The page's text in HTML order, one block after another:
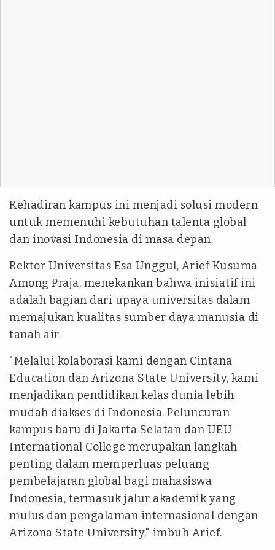
Kehadiran kampus ini menjadi solusi modern
untuk memenuhi kebutuhan talenta global
dan inovasi Indonesia di masa depan.
Rektor Universitas Esa Unggul, Arief Kusuma
Among Praja, menekankan bahwa inisiatif ini
adalah bagian dari upaya universitas dalam
memajukan kualitas sumber daya manusia di
tanah air.
"Melalui kolaborasi kami dengan Cintana
Education dan Arizona State University, kami
menjadikan pendidikan kelas dunia lebih
mudah diakses di Indonesia. Peluncuran
kampus baru di Jakarta Selatan dan UEU
International College merupakan langkah
penting dalam memperluas peluang
pembelajaran global bagi mahasiswa
Indonesia, termasuk jalur akademik yang
mulus dan pengalaman internasional dengan
Arizona State University," imbuh Arief.